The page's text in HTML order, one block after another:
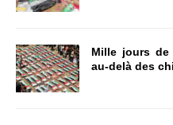
Mille jours de
au-delà des